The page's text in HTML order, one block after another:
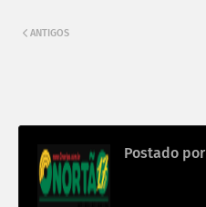
ANTIGOS
Postado por